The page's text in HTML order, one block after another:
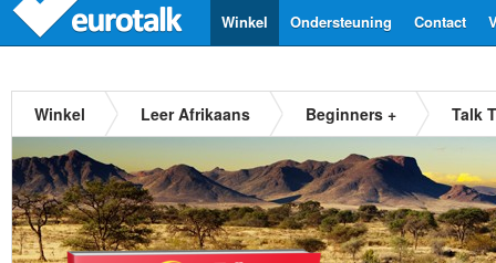
Contact
Ondersteuning
Winkel
Winkel Leer Afrikaans Beginners + Talk